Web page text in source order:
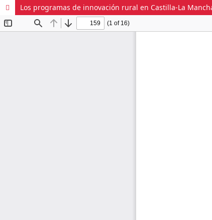
Los programas de innovación rural en Castilla-La